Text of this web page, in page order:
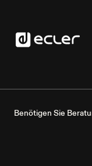
Benötigen Sie